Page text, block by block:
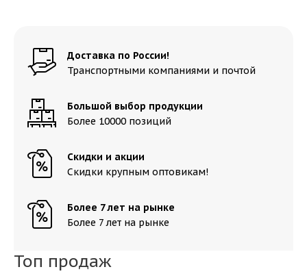
Доставка по России!
Транспортными компаниями и почтой
Большой выбор продукции
Более 10000 позиций
Скидки и акции
Скидки крупным оптовикам!
Более 7 лет на рынке
Более 7 лет на рынке
Топ продаж